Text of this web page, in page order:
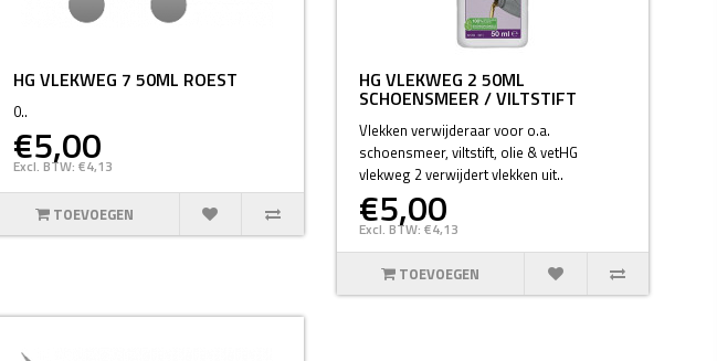
HG VLEKWEG 7 50ML ROEST
0..
€5,00
Excl. BTW: €4,13
TOEVOEGEN
HG VLEKWEG 2 50ML
SCHOENSMEER / VILTSTIFT
Vlekken verwijderaar voor o.a.
schoensmeer, viltstift, olie & vetHG
vlekweg 2 verwijdert vlekken uit..
€5,00
Excl. BTW: €4,13
TOEVOEGEN